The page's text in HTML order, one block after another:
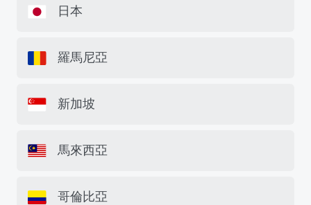
日本
羅馬尼亞
新加坡
馬來西亞
哥倫比亞